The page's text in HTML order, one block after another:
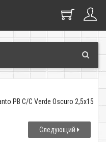
PB C/C Verde Oscuro 2,5x15
Следующий